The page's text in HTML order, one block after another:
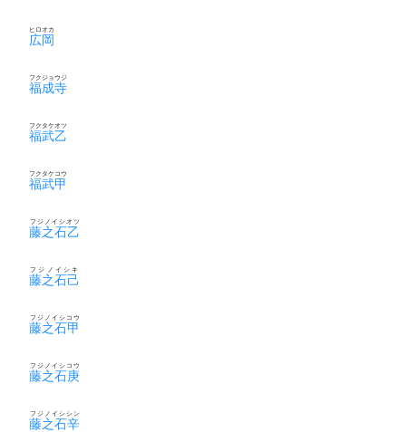
広岡
ヒロオカ
福成寺
フクジョウジ
福武乙
フクタケオツ
福武甲
フクタケコウ
藤之石乙
フジノイシオツ
藤之石己
フジノイシキ
藤之石甲
フジノイシコウ
藤之石庚
フジノイシコウ
藤之石辛
フジノイシシン